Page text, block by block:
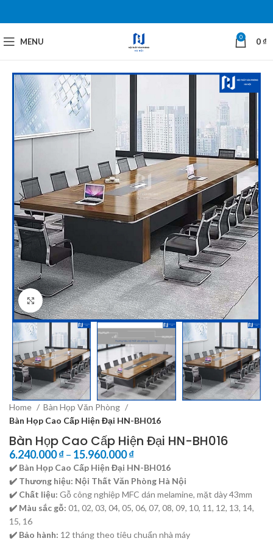
MENU 0 0₫
Click to enlarge
Home
Bàn Họp Văn Phòng
Bàn Họp Cao Cấp Hiện Đại HN-BH016
Bàn Họp Cao Cấp Hiện Đại HN-BH016
6.240.000₫– 15.960.000₫
✔️ Bàn Họp Cao Cấp Hiện Đại HN-BH016
✔️ Thương hiệu: Nội Thất Văn Phòng Hà Nội
✔️ Chất liệu: Gỗ công nghiệp MFC dán melamine, mặt dày 43mm
✔️ Màu sắc gỗ: 01, 02, 03, 04, 05, 06, 07, 08, 09, 10, 11, 12, 13, 14,
15, 16
✔️ Bảo hành: 12 tháng theo tiêu chuẩn nhà máy